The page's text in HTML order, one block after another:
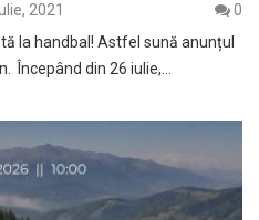
2021
0
la handbal! Astfel sună anunțul
Începând din 26 iulie,…